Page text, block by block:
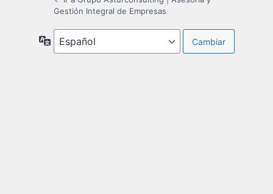
Gestión Integral de Empresas
Idioma